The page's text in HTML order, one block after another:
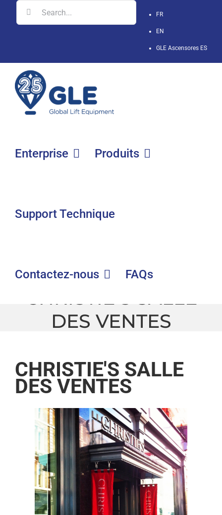
Skip
FR
EN
GLE Ascensores ES
Search
for:
Enterprise Produits
Support Technique
Contactez-nous FAQs
CHRISTIE’S SALLE
DES VENTES
CHRISTIE'S SALLE
DES VENTES